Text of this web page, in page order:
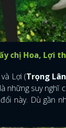
chị Hoa, Lợi
và Lợi (Trọng Lân
những suy
này. Dù gần